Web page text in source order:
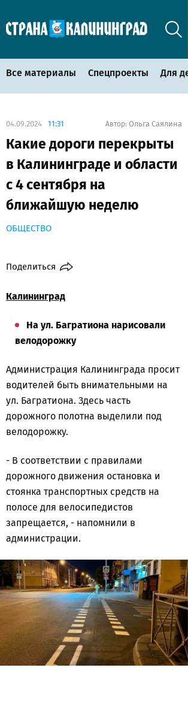
Все материалы Спецпроекты Для
04.09.2024 11:31 Автор: Ольга Саялина
Какие дороги перекрыты
в Калининграде и области
с 4 сентября на
ближайшую неделю
ОБЩЕСТВО
Поделиться
Калининград
На ул. Багратиона нарисовали
велодорожку
Администрация Калининграда просит
водителей быть внимательными на
ул. Багратиона. Здесь часть
дорожного полотна выделили под
велодорожку.
- В соответствии с правилами
дорожного движения остановка и
стоянка транспортных средств на
полосе для велосипедистов
запрещается, - напомнили в
администрации.